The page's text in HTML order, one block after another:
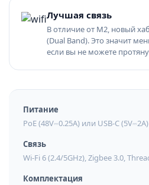
Лучшая связь
В отличие от M2, новый
(Dual Band). Это значит
если вы не можете
Питание
PoE (48V⎓0.25A) или USB-C (5V⎓2A)
Связь
Wi-Fi 6 (2.4/5GHz), Zigbee 3.0,
Комплектация